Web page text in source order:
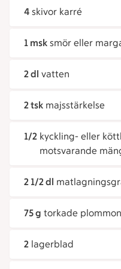
4 skivor karré
1 msk smör eller
2 dl vatten
2 tsk majsstärkelse
1/2 kyckling- eller
motsvarande
2 1/2 dl
75 g torkade plommon
2 lagerblad